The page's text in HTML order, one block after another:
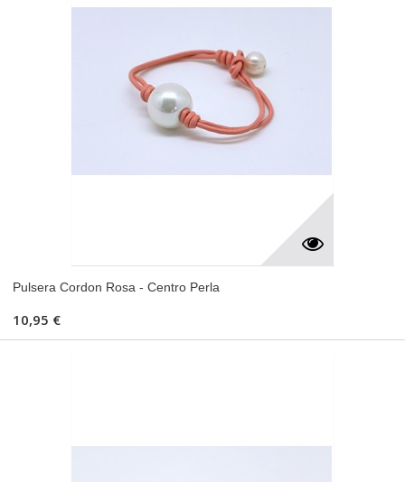
Pulsera Cordon Rosa - Centro Perla
10,95 €